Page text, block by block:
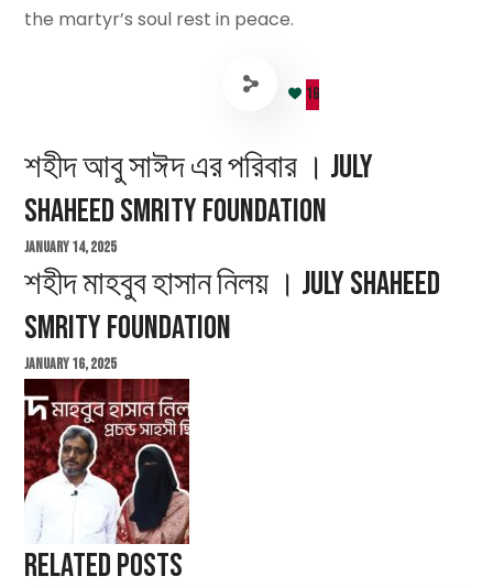
the martyr’s soul rest in peace.
16
শহীদ আবু সাঈদ এর পরিবার । July
Shaheed Smrity Foundation
January 14, 2025
শহীদ মাহবুব হাসান নিলয় । July Shaheed
Smrity Foundation
January 16, 2025
Related Posts